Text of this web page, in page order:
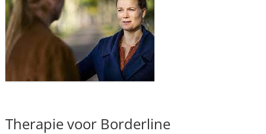
Therapie voor Borderline